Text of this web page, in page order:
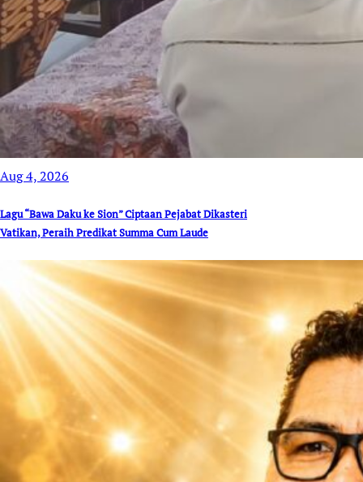
Aug 4, 2026
Lagu “Bawa Daku ke Sion” Ciptaan Pejabat Dikasteri
Vatikan, Peraih Predikat Summa Cum Laude